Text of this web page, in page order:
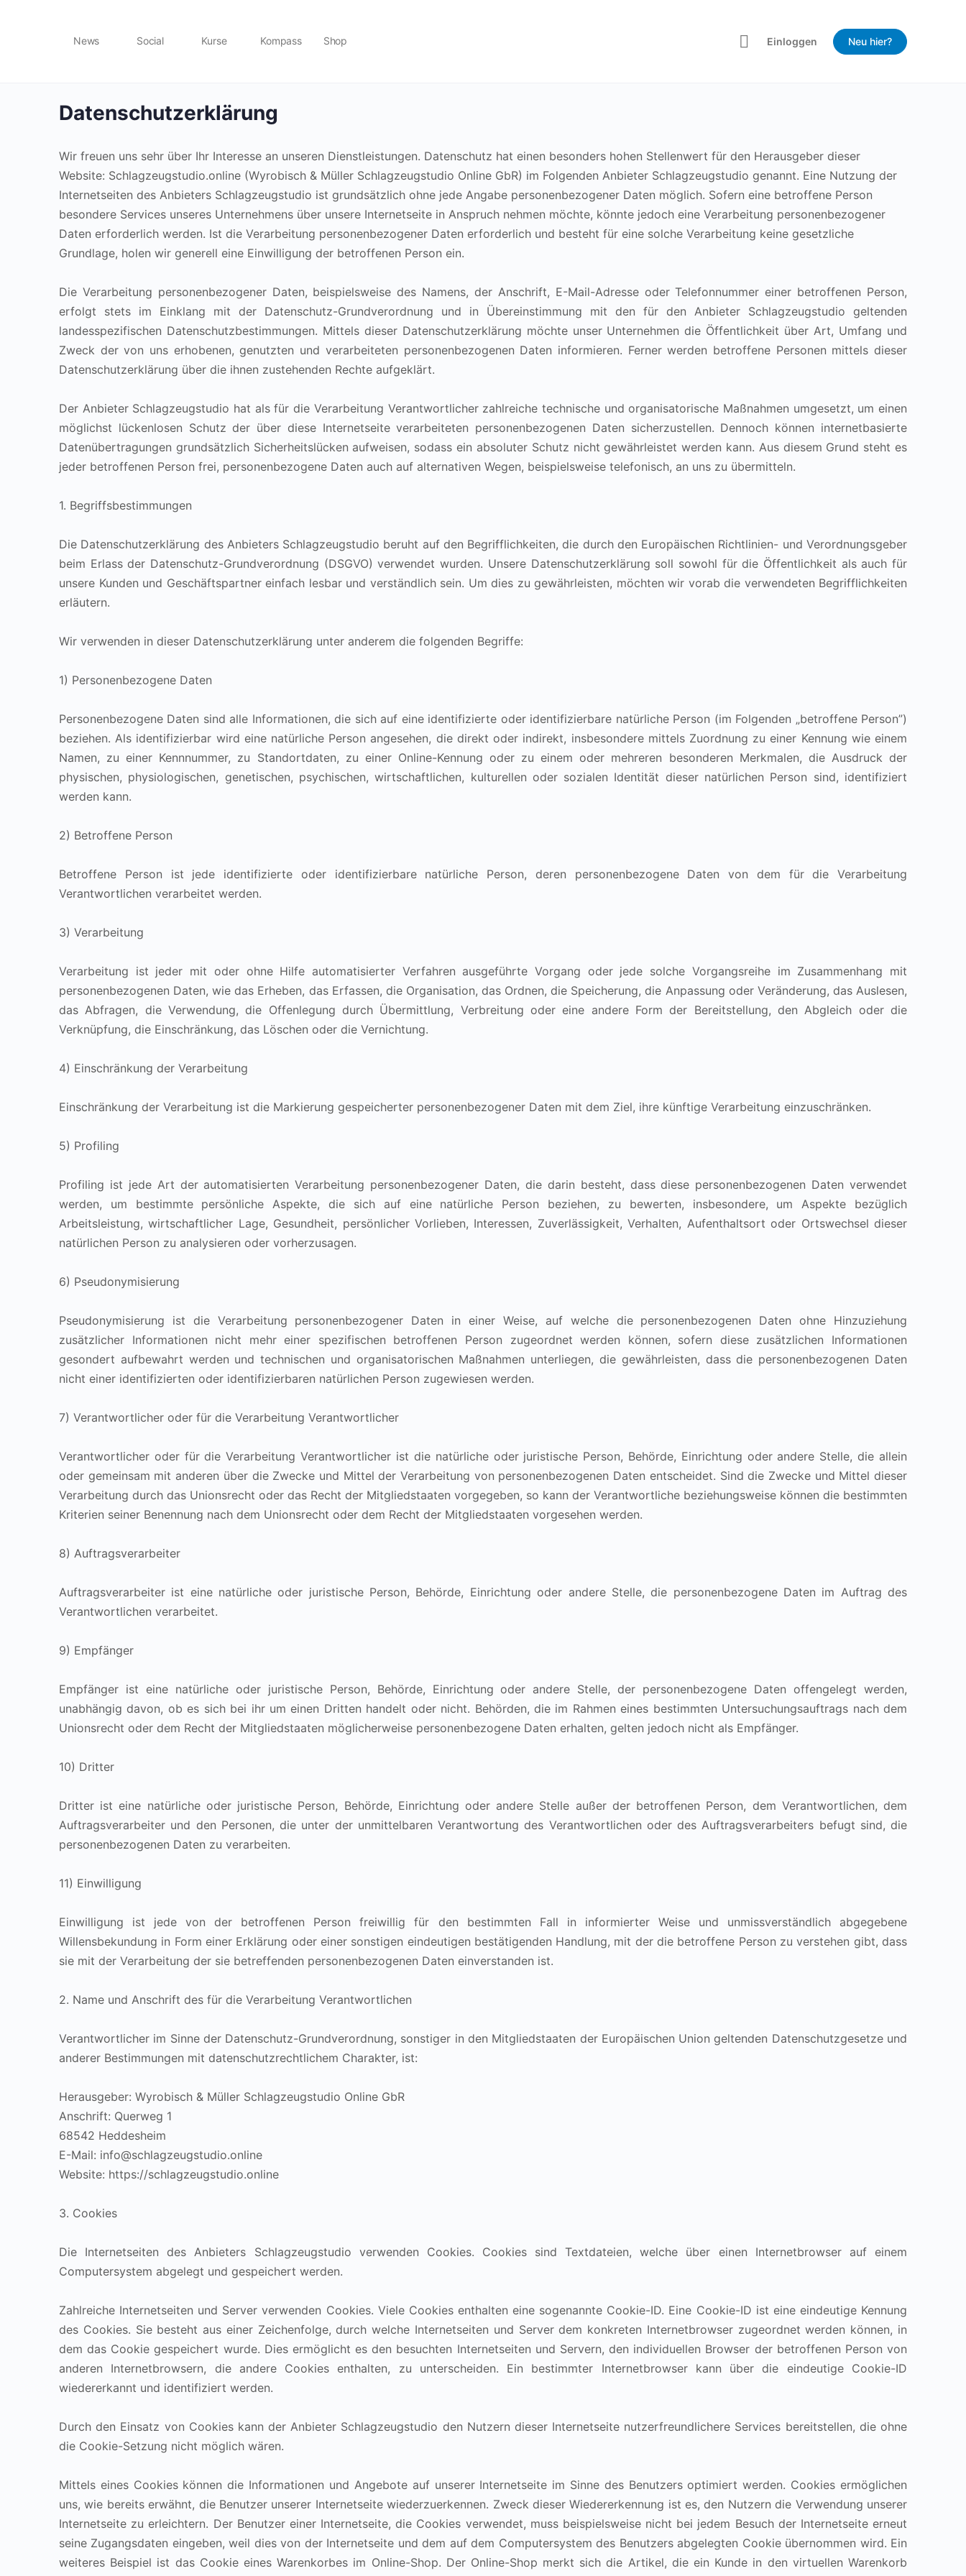
News Social Kurse Kompass Shop Einloggen Neu hier?
Datenschutzerklärung
Wir freuen uns sehr über Ihr Interesse an unseren Dienstleistungen. Datenschutz hat einen besonders hohen Stellenwert für den Herausgeber dieser
Website: Schlagzeugstudio.online (Wyrobisch & Müller Schlagzeugstudio Online GbR) im Folgenden Anbieter Schlagzeugstudio genannt. Eine Nutzung der
Internetseiten des Anbieters Schlagzeugstudio ist grundsätzlich ohne jede Angabe personenbezogener Daten möglich. Sofern eine betroffene Person
besondere Services unseres Unternehmens über unsere Internetseite in Anspruch nehmen möchte, könnte jedoch eine Verarbeitung personenbezogener
Daten erforderlich werden. Ist die Verarbeitung personenbezogener Daten erforderlich und besteht für eine solche Verarbeitung keine gesetzliche
Grundlage, holen wir generell eine Einwilligung der betroffenen Person ein.
Die Verarbeitung personenbezogener Daten, beispielsweise des Namens, der Anschrift, E-Mail-Adresse oder Telefonnummer einer betroffenen Person,
erfolgt stets im Einklang mit der Datenschutz-Grundverordnung und in Übereinstimmung mit den für den Anbieter Schlagzeugstudio geltenden
landesspezifischen Datenschutzbestimmungen. Mittels dieser Datenschutzerklärung möchte unser Unternehmen die Öffentlichkeit über Art, Umfang und
Zweck der von uns erhobenen, genutzten und verarbeiteten personenbezogenen Daten informieren. Ferner werden betroffene Personen mittels dieser
Datenschutzerklärung über die ihnen zustehenden Rechte aufgeklärt.
Der Anbieter Schlagzeugstudio hat als für die Verarbeitung Verantwortlicher zahlreiche technische und organisatorische Maßnahmen umgesetzt, um einen
möglichst lückenlosen Schutz der über diese Internetseite verarbeiteten personenbezogenen Daten sicherzustellen. Dennoch können internetbasierte
Datenübertragungen grundsätzlich Sicherheitslücken aufweisen, sodass ein absoluter Schutz nicht gewährleistet werden kann. Aus diesem Grund steht es
jeder betroffenen Person frei, personenbezogene Daten auch auf alternativen Wegen, beispielsweise telefonisch, an uns zu übermitteln.
1. Begriffsbestimmungen
Die Datenschutzerklärung des Anbieters Schlagzeugstudio beruht auf den Begrifflichkeiten, die durch den Europäischen Richtlinien- und Verordnungsgeber
beim Erlass der Datenschutz-Grundverordnung (DSGVO) verwendet wurden. Unsere Datenschutzerklärung soll sowohl für die Öffentlichkeit als auch für
unsere Kunden und Geschäftspartner einfach lesbar und verständlich sein. Um dies zu gewährleisten, möchten wir vorab die verwendeten Begrifflichkeiten
erläutern.
Wir verwenden in dieser Datenschutzerklärung unter anderem die folgenden Begriffe:
1) Personenbezogene Daten
Personenbezogene Daten sind alle Informationen, die sich auf eine identifizierte oder identifizierbare natürliche Person (im Folgenden „betroffene Person”)
beziehen. Als identifizierbar wird eine natürliche Person angesehen, die direkt oder indirekt, insbesondere mittels Zuordnung zu einer Kennung wie einem
Namen, zu einer Kennnummer, zu Standortdaten, zu einer Online-Kennung oder zu einem oder mehreren besonderen Merkmalen, die Ausdruck der
physischen, physiologischen, genetischen, psychischen, wirtschaftlichen, kulturellen oder sozialen Identität dieser natürlichen Person sind, identifiziert
werden kann.
2) Betroffene Person
Betroffene Person ist jede identifizierte oder identifizierbare natürliche Person, deren personenbezogene Daten von dem für die Verarbeitung
Verantwortlichen verarbeitet werden.
3) Verarbeitung
Verarbeitung ist jeder mit oder ohne Hilfe automatisierter Verfahren ausgeführte Vorgang oder jede solche Vorgangsreihe im Zusammenhang mit
personenbezogenen Daten, wie das Erheben, das Erfassen, die Organisation, das Ordnen, die Speicherung, die Anpassung oder Veränderung, das Auslesen,
das Abfragen, die Verwendung, die Offenlegung durch Übermittlung, Verbreitung oder eine andere Form der Bereitstellung, den Abgleich oder die
Verknüpfung, die Einschränkung, das Löschen oder die Vernichtung.
4) Einschränkung der Verarbeitung
Einschränkung der Verarbeitung ist die Markierung gespeicherter personenbezogener Daten mit dem Ziel, ihre künftige Verarbeitung einzuschränken.
5) Profiling
Profiling ist jede Art der automatisierten Verarbeitung personenbezogener Daten, die darin besteht, dass diese personenbezogenen Daten verwendet
werden, um bestimmte persönliche Aspekte, die sich auf eine natürliche Person beziehen, zu bewerten, insbesondere, um Aspekte bezüglich
Arbeitsleistung, wirtschaftlicher Lage, Gesundheit, persönlicher Vorlieben, Interessen, Zuverlässigkeit, Verhalten, Aufenthaltsort oder Ortswechsel dieser
natürlichen Person zu analysieren oder vorherzusagen.
6) Pseudonymisierung
Pseudonymisierung ist die Verarbeitung personenbezogener Daten in einer Weise, auf welche die personenbezogenen Daten ohne Hinzuziehung
zusätzlicher Informationen nicht mehr einer spezifischen betroffenen Person zugeordnet werden können, sofern diese zusätzlichen Informationen
gesondert aufbewahrt werden und technischen und organisatorischen Maßnahmen unterliegen, die gewährleisten, dass die personenbezogenen Daten
nicht einer identifizierten oder identifizierbaren natürlichen Person zugewiesen werden.
7) Verantwortlicher oder für die Verarbeitung Verantwortlicher
Verantwortlicher oder für die Verarbeitung Verantwortlicher ist die natürliche oder juristische Person, Behörde, Einrichtung oder andere Stelle, die allein
oder gemeinsam mit anderen über die Zwecke und Mittel der Verarbeitung von personenbezogenen Daten entscheidet. Sind die Zwecke und Mittel dieser
Verarbeitung durch das Unionsrecht oder das Recht der Mitgliedstaaten vorgegeben, so kann der Verantwortliche beziehungsweise können die bestimmten
Kriterien seiner Benennung nach dem Unionsrecht oder dem Recht der Mitgliedstaaten vorgesehen werden.
8) Auftragsverarbeiter
Auftragsverarbeiter ist eine natürliche oder juristische Person, Behörde, Einrichtung oder andere Stelle, die personenbezogene Daten im Auftrag des
Verantwortlichen verarbeitet.
9) Empfänger
Empfänger ist eine natürliche oder juristische Person, Behörde, Einrichtung oder andere Stelle, der personenbezogene Daten offengelegt werden,
unabhängig davon, ob es sich bei ihr um einen Dritten handelt oder nicht. Behörden, die im Rahmen eines bestimmten Untersuchungsauftrags nach dem
Unionsrecht oder dem Recht der Mitgliedstaaten möglicherweise personenbezogene Daten erhalten, gelten jedoch nicht als Empfänger.
10) Dritter
Dritter ist eine natürliche oder juristische Person, Behörde, Einrichtung oder andere Stelle außer der betroffenen Person, dem Verantwortlichen, dem
Auftragsverarbeiter und den Personen, die unter der unmittelbaren Verantwortung des Verantwortlichen oder des Auftragsverarbeiters befugt sind, die
personenbezogenen Daten zu verarbeiten.
11) Einwilligung
Einwilligung ist jede von der betroffenen Person freiwillig für den bestimmten Fall in informierter Weise und unmissverständlich abgegebene
Willensbekundung in Form einer Erklärung oder einer sonstigen eindeutigen bestätigenden Handlung, mit der die betroffene Person zu verstehen gibt, dass
sie mit der Verarbeitung der sie betreffenden personenbezogenen Daten einverstanden ist.
2. Name und Anschrift des für die Verarbeitung Verantwortlichen
Verantwortlicher im Sinne der Datenschutz-Grundverordnung, sonstiger in den Mitgliedstaaten der Europäischen Union geltenden Datenschutzgesetze und
anderer Bestimmungen mit datenschutzrechtlichem Charakter, ist:
Herausgeber: Wyrobisch & Müller Schlagzeugstudio Online GbR
Anschrift: Querweg 1
68542 Heddesheim
E-Mail: info@schlagzeugstudio.online
Website: https://schlagzeugstudio.online
3. Cookies
Die Internetseiten des Anbieters Schlagzeugstudio verwenden Cookies. Cookies sind Textdateien, welche über einen Internetbrowser auf einem
Computersystem abgelegt und gespeichert werden.
Zahlreiche Internetseiten und Server verwenden Cookies. Viele Cookies enthalten eine sogenannte Cookie-ID. Eine Cookie-ID ist eine eindeutige Kennung
des Cookies. Sie besteht aus einer Zeichenfolge, durch welche Internetseiten und Server dem konkreten Internetbrowser zugeordnet werden können, in
dem das Cookie gespeichert wurde. Dies ermöglicht es den besuchten Internetseiten und Servern, den individuellen Browser der betroffenen Person von
anderen Internetbrowsern, die andere Cookies enthalten, zu unterscheiden. Ein bestimmter Internetbrowser kann über die eindeutige Cookie-ID
wiedererkannt und identifiziert werden.
Durch den Einsatz von Cookies kann der Anbieter Schlagzeugstudio den Nutzern dieser Internetseite nutzerfreundlichere Services bereitstellen, die ohne
die Cookie-Setzung nicht möglich wären.
Mittels eines Cookies können die Informationen und Angebote auf unserer Internetseite im Sinne des Benutzers optimiert werden. Cookies ermöglichen
uns, wie bereits erwähnt, die Benutzer unserer Internetseite wiederzuerkennen. Zweck dieser Wiedererkennung ist es, den Nutzern die Verwendung unserer
Internetseite zu erleichtern. Der Benutzer einer Internetseite, die Cookies verwendet, muss beispielsweise nicht bei jedem Besuch der Internetseite erneut
seine Zugangsdaten eingeben, weil dies von der Internetseite und dem auf dem Computersystem des Benutzers abgelegten Cookie übernommen wird. Ein
weiteres Beispiel ist das Cookie eines Warenkorbes im Online-Shop. Der Online-Shop merkt sich die Artikel, die ein Kunde in den virtuellen Warenkorb